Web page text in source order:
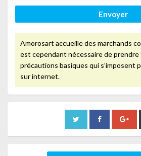
Envoyer
Amorosart accueille des marchands
est cependant nécessaire de
précautions basiques qui s’imposent
sur internet.